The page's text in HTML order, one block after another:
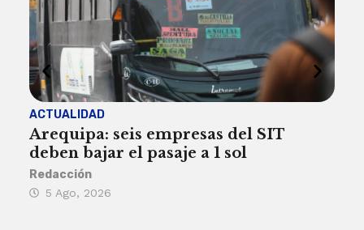
ACTUALIDAD
Arequipa: seis empresas del SIT
deben bajar el pasaje a 1 sol
Redacción
5 Ago, 2026